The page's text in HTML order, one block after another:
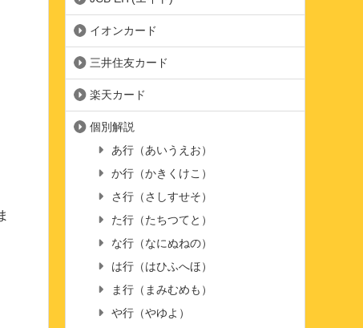
イオンカード
三井住友カード
楽天カード
個別解説
あ行（あいうえお）
か行（かきくけこ）
さ行（さしすせそ）
た行（たちつてと）
な行（なにぬねの）
は行（はひふへほ）
ま行（まみむめも）
や行（やゆよ）